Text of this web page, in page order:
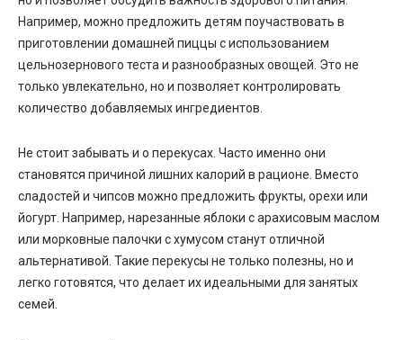
Например, можно предложить детям поучаствовать в
приготовлении домашней пиццы с использованием
цельнозернового теста и разнообразных овощей. Это не
только увлекательно, но и позволяет контролировать
количество добавляемых ингредиентов.
Не стоит забывать и о перекусах. Часто именно они
становятся причиной лишних калорий в рационе. Вместо
сладостей и чипсов можно предложить фрукты, орехи или
йогурт. Например, нарезанные яблоки с арахисовым маслом
или морковные палочки с хумусом станут отличной
альтернативой. Такие перекусы не только полезны, но и
легко готовятся, что делает их идеальными для занятых
семей.